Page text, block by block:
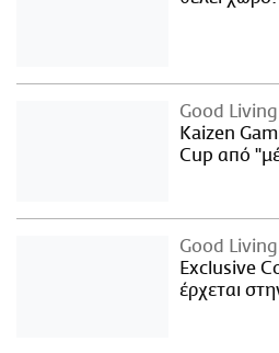
Good Living
Kaizen
Cup από
Good Living
Exclusive
έρχεται